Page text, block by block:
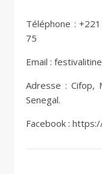
Téléphone : +221 76 229 53 53 / +221 77 746 41
75
Email :
Adresse : Cifop,
Senegal.
Facebook :